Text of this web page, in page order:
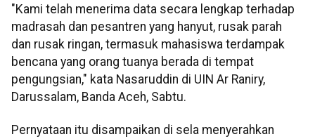
"Kami telah menerima data secara lengkap terhadap
madrasah dan pesantren yang hanyut, rusak parah
dan rusak ringan, termasuk mahasiswa terdampak
bencana yang orang tuanya berada di tempat
pengungsian," kata Nasaruddin di UIN Ar Raniry,
Darussalam, Banda Aceh, Sabtu.
Pernyataan itu disampaikan di sela menyerahkan